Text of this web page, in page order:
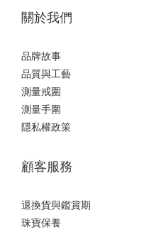
關於我們
品牌故事
品質與工藝
測量戒圍
測量手圍
隱私權政策
顧客服務
退換貨與鑑賞期
珠寶保養